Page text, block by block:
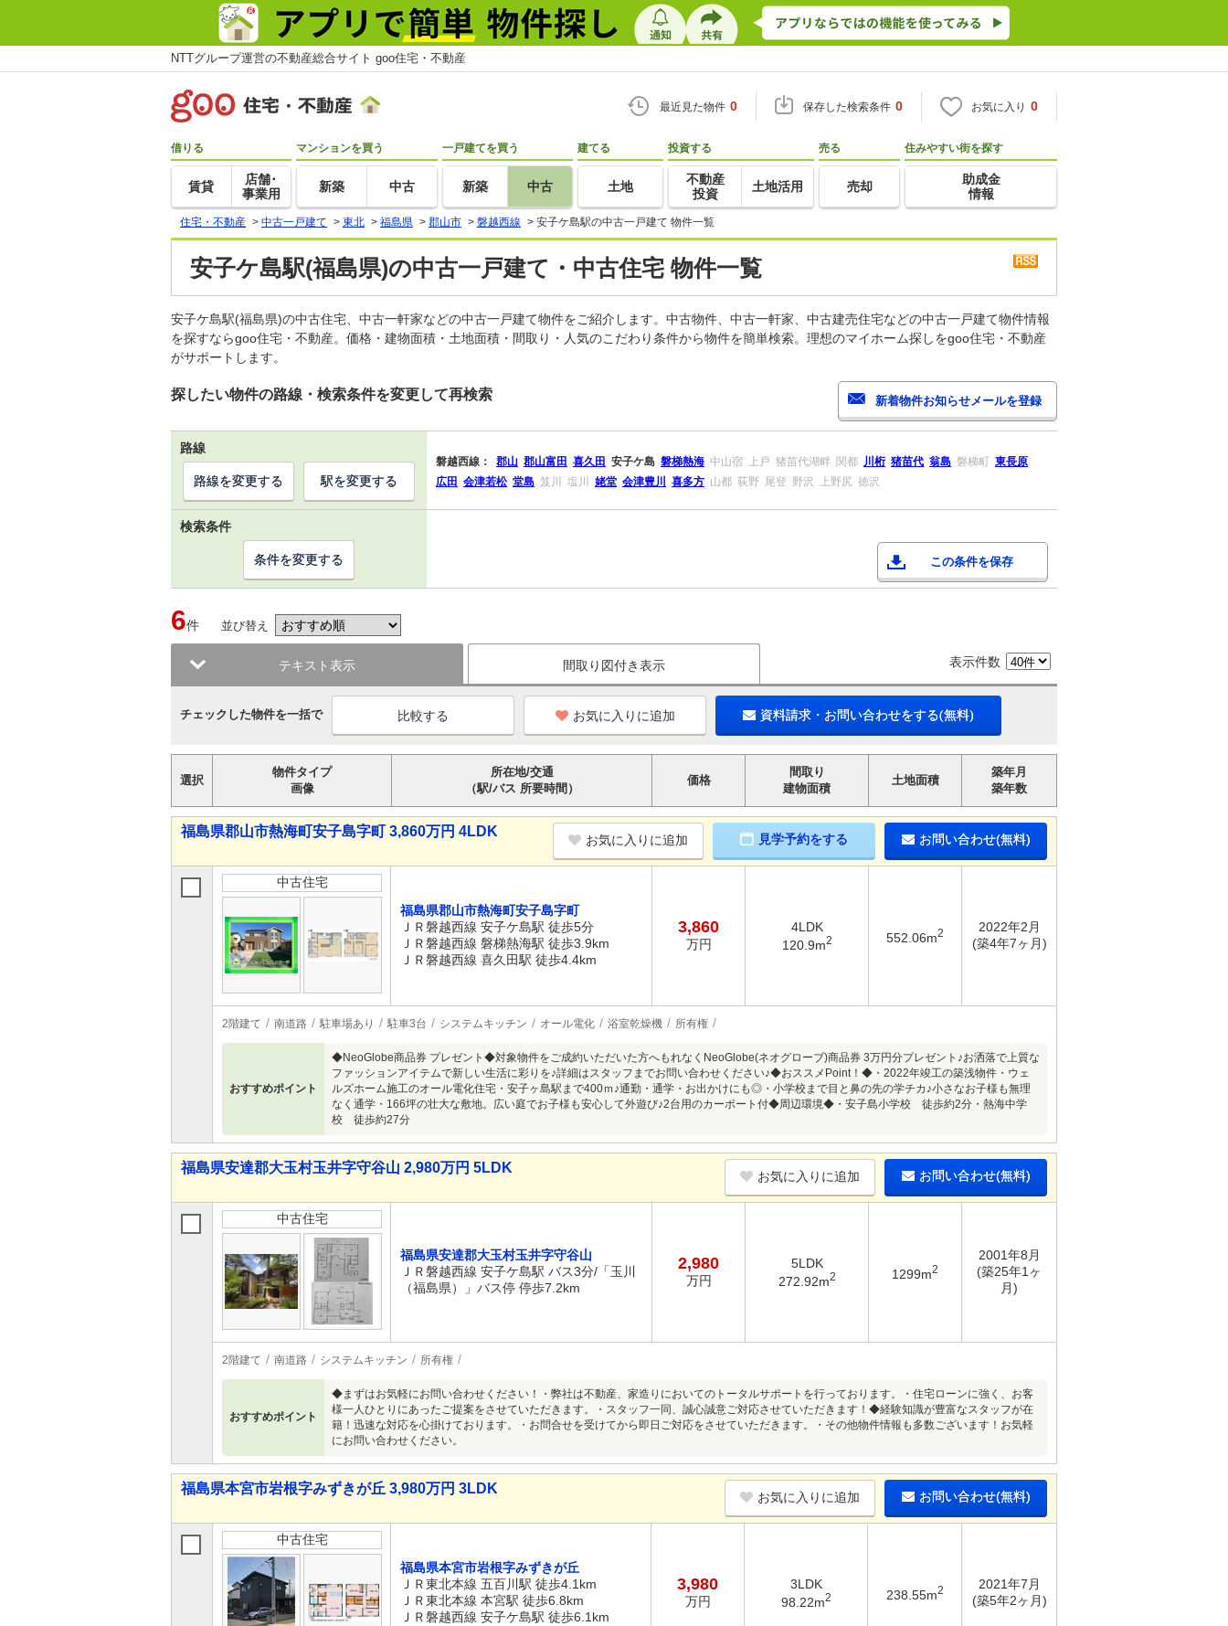
NTTグループ運営の不動産総合サイト goo住宅・不動産
最近見た物件 0 保存した検索条件 0 お気に入り 0
借りる
賃貸
店舗･
事業用
マンションを買う
新築 中古
一戸建てを買う
新築 中古
建てる
土地
投資する
不動産
投資
土地活用
売る
売却
住みやすい街を探す
助成金
情報
住宅・不動産 > 中古一戸建て > 東北 > 福島県 > 郡山市 > 磐越西線 > 安子ケ島駅の中古一戸建て 物件一覧
安子ケ島駅(福島県)の中古一戸建て・中古住宅 物件一覧
安子ケ島駅(福島県)の中古住宅、中古一軒家などの中古一戸建て物件をご紹介します。中古物件、中古一軒家、中古建売住宅などの中古一戸建て物件情報
を探すならgoo住宅・不動産。価格・建物面積・土地面積・間取り・人気のこだわり条件から物件を簡単検索。理想のマイホーム探しをgoo住宅・不動産
がサポートします。
探したい物件の路線・検索条件を変更して再検索
路線
磐越西線： 郡山 郡山富田 喜久田 安子ケ島 磐梯熱海 中山宿 上戸 猪苗代湖畔 関都 川桁 猪苗代 翁島 磐梯町 東長原
広田 会津若松 堂島 笈川 塩川 姥堂 会津豊川 喜多方 山都 荻野 尾登 野沢 上野尻 徳沢
路線を変更する 駅を変更する
検索条件
この条件を保存
条件を変更する
6件 並び替え
テキスト表示 間取り図付き表示 表示件数
チェックした物件を一括で お気に入りに追加 資料請求・お問い合わせをする(無料)
選択
物件タイプ
画像
所在地/交通
（駅/バス 所要時間）
価格
間取り
建物面積
土地面積
築年月
築年数
福島県郡山市熱海町安子島字町 3,860万円 4LDK
お気に入りに追加 見学予約をする お問い合わせ(無料)
中古住宅
福島県郡山市熱海町安子島字町
ＪＲ磐越西線 安子ケ島駅 徒歩5分
ＪＲ磐越西線 磐梯熱海駅 徒歩3.9km
ＪＲ磐越西線 喜久田駅 徒歩4.4km
3,860
万円
4LDK
120.9m2 552.06m2
2022年2月
(築4年7ヶ月)
2階建て 南道路 駐車場あり 駐車3台 システムキッチン オール電化 浴室乾燥機 所有権
おすすめポイント
◆NeoGlobe商品券 プレゼント◆対象物件をご成約いただいた方へもれなくNeoGlobe(ネオグローブ)商品券 3万円分プレゼント♪お洒落で上質な
ファッションアイテムで新しい生活に彩りを♪詳細はスタッフまでお問い合わせください♪◆おススメPoint！◆・2022年竣工の築浅物件・ウェ
ルズホーム施工のオール電化住宅・安子ヶ島駅まで400ｍ♪通勤・通学・お出かけにも◎・小学校まで目と鼻の先の学チカ♪小さなお子様も無理
なく通学・166坪の壮大な敷地。広い庭でお子様も安心して外遊び♪2台用のカーポート付◆周辺環境◆・安子島小学校 徒歩約2分・熱海中学
校 徒歩約27分
福島県安達郡大玉村玉井字守谷山 2,980万円 5LDK
お気に入りに追加 お問い合わせ(無料)
中古住宅
福島県安達郡大玉村玉井字守谷山
ＪＲ磐越西線 安子ケ島駅 バス3分/「玉川
（福島県）」バス停 停歩7.2km
2,980
万円
5LDK
272.92m2 1299m2
2001年8月
(築25年1ヶ
月)
2階建て 南道路 システムキッチン 所有権
おすすめポイント
◆まずはお気軽にお問い合わせください！・弊社は不動産、家造りにおいてのトータルサポートを行っております。・住宅ローンに強く、お客
様一人ひとりにあったご提案をさせていただきます。・スタッフ一同、誠心誠意ご対応させていただきます！◆経験知識が豊富なスタッフが在
籍！迅速な対応を心掛けております。・お問合せを受けてから即日ご対応をさせていただきます。・その他物件情報も多数ございます！お気軽
にお問い合わせください。
福島県本宮市岩根字みずきが丘 3,980万円 3LDK
お気に入りに追加 お問い合わせ(無料)
中古住宅
福島県本宮市岩根字みずきが丘
ＪＲ東北本線 五百川駅 徒歩4.1km
ＪＲ東北本線 本宮駅 徒歩6.8km
ＪＲ磐越西線 安子ケ島駅 徒歩6.1km
3,980
万円
3LDK
98.22m2 238.55m2
2021年7月
(築5年2ヶ月)